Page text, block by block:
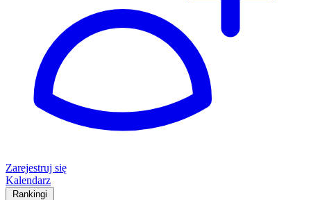
Zarejestruj się
Kalendarz
Rankingi